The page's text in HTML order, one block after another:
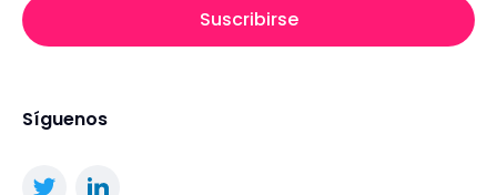
Suscribirse
Síguenos